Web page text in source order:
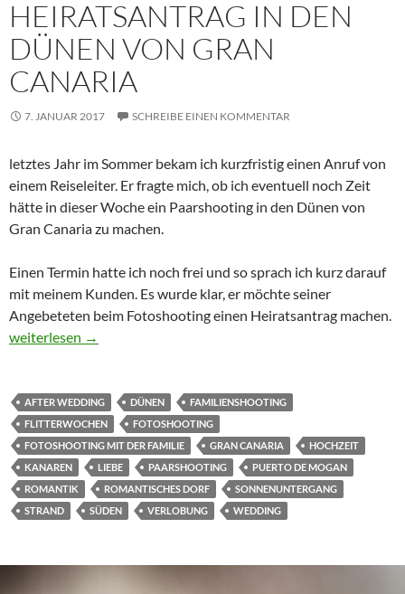
HEIRATSANTRAG IN DEN
DÜNEN VON GRAN
CANARIA
7. JANUAR 2017 SCHREIBE EINEN KOMMENTAR
letztes Jahr im Sommer bekam ich kurzfristig einen Anruf von
einem Reiseleiter. Er fragte mich, ob ich eventuell noch Zeit
hätte in dieser Woche ein Paarshooting in den Dünen von
Gran Canaria zu machen.
Einen Termin hatte ich noch frei und so sprach ich kurz darauf
mit meinem Kunden. Es wurde klar, er möchte seiner
Angebeteten beim Fotoshooting einen Heiratsantrag machen.
Heiratsantrag in den Dünen von Gran Canaria
weiterlesen →
AFTER WEDDING DÜNEN
FAMILIENSHOOTING
FLITTERWOCHEN
FOTOSHOOTING
FOTOSHOOTING MIT DER FAMILIE
GRAN CANARIA
HOCHZEIT
KANAREN
LIEBE PAARSHOOTING
PUERTO DE MOGAN
ROMANTIK
ROMANTISCHES DORF
SONNENUNTERGANG
STRAND
SÜDEN VERLOBUNG WEDDING